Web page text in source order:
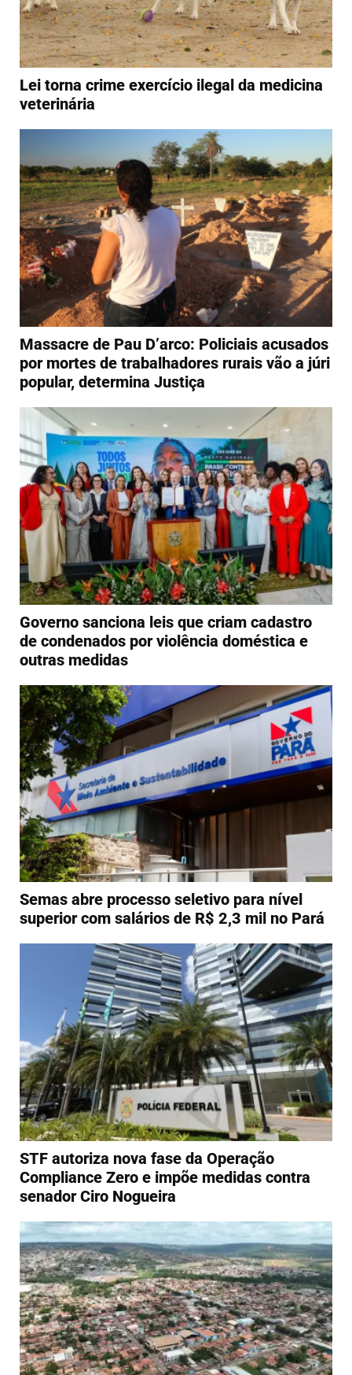
Lei torna crime exercício ilegal da medicina
veterinária
Massacre de Pau D’arco: Policiais acusados
por mortes de trabalhadores rurais vão a júri
popular, determina Justiça
Governo sanciona leis que criam cadastro
de condenados por violência doméstica e
outras medidas
Semas abre processo seletivo para nível
superior com salários de R$ 2,3 mil no Pará
STF autoriza nova fase da Operação
Compliance Zero e impõe medidas contra
senador Ciro Nogueira